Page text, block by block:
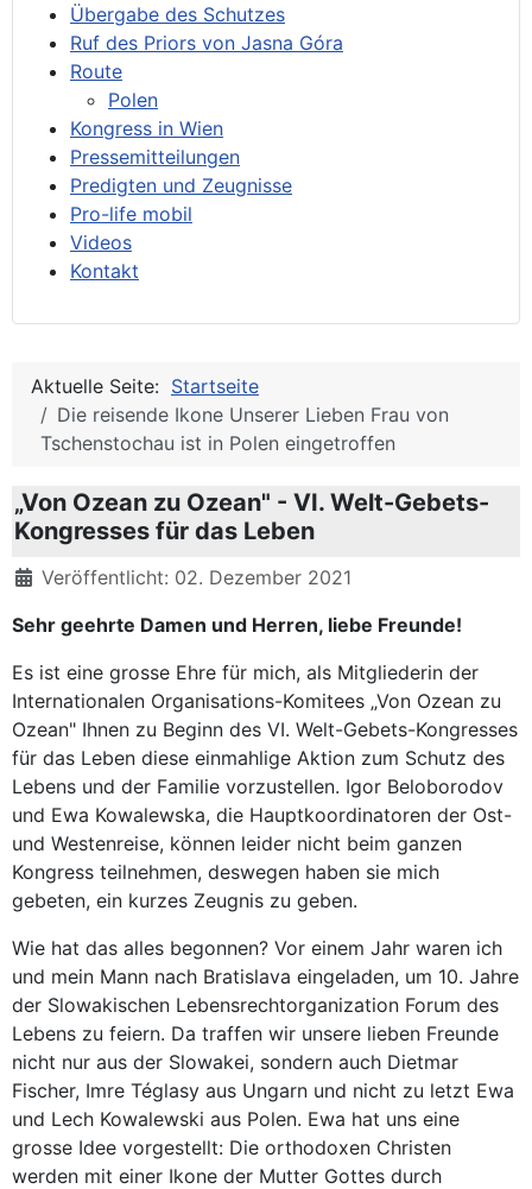
Übergabe des Schutzes
Ruf des Priors von Jasna Góra
Route
Polen
Kongress in Wien
Pressemitteilungen
Predigten und Zeugnisse
Pro-life mobil
Videos
Kontakt
Aktuelle Seite: Startseite
Die reisende Ikone Unserer Lieben Frau von
Tschenstochau ist in Polen eingetroffen
„Von Ozean zu Ozean" - VI. Welt-Gebets-
Kongresses für das Leben
Details
Veröffentlicht: 02. Dezember 2021
Sehr geehrte Damen und Herren, liebe Freunde!
Es ist eine grosse Ehre für mich, als Mitgliederin der
Internationalen Organisations-Komitees „Von Ozean zu
Ozean" Ihnen zu Beginn des VI. Welt-Gebets-Kongresses
für das Leben diese einmahlige Aktion zum Schutz des
Lebens und der Familie vorzustellen. Igor Beloborodov
und Ewa Kowalewska, die Hauptkoordinatoren der Ost-
und Westenreise, können leider nicht beim ganzen
Kongress teilnehmen, deswegen haben sie mich
gebeten, ein kurzes Zeugnis zu geben.
Wie hat das alles begonnen? Vor einem Jahr waren ich
und mein Mann nach Bratislava eingeladen, um 10. Jahre
der Slowakischen Lebensrechtorganization Forum des
Lebens zu feiern. Da traffen wir unsere lieben Freunde
nicht nur aus der Slowakei, sondern auch Dietmar
Fischer, Imre Téglasy aus Ungarn und nicht zu letzt Ewa
und Lech Kowalewski aus Polen. Ewa hat uns eine
grosse Idee vorgestellt: Die orthodoxen Christen
werden mit einer Ikone der Mutter Gottes durch